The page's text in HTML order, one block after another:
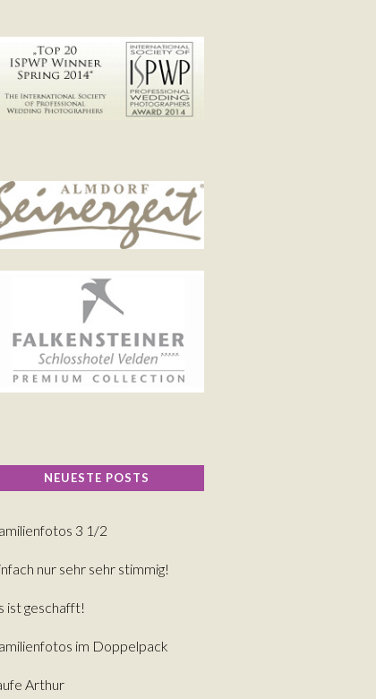
NEUESTE POSTS
3 1/2
nur sehr sehr stimmig!
ist geschafft!
im Doppelpack
Arthur